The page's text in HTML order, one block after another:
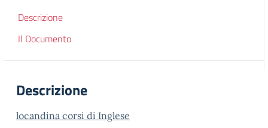
Descrizione
Il Documento
Descrizione
locandina corsi di Inglese